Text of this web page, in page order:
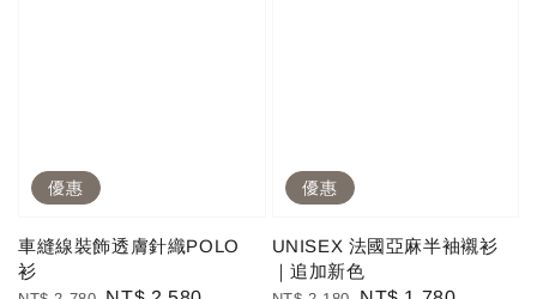
優惠
車縫線裝飾透膚針織POLO
衫
優惠
UNISEX 法國亞麻半袖襯衫
｜追加新色